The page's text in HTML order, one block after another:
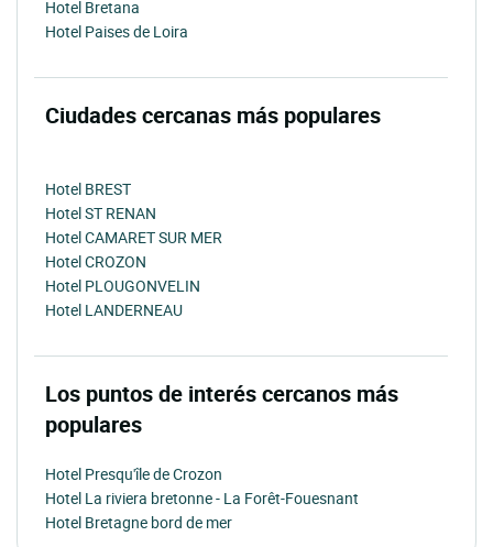
Hotel Bretana
Hotel Paises de Loira
Ciudades cercanas más populares
Hotel BREST
Hotel ST RENAN
Hotel CAMARET SUR MER
Hotel CROZON
Hotel PLOUGONVELIN
Hotel LANDERNEAU
Los puntos de interés cercanos más
populares
Hotel Presqu'île de Crozon
Hotel La riviera bretonne - La Forêt-Fouesnant
Hotel Bretagne bord de mer